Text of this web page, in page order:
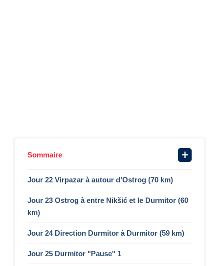
Sommaire
Jour 22 Virpazar à autour d’Ostrog (70 km)
Jour 23 Ostrog à entre Nikšić et le Durmitor (60
km)
Jour 24 Direction Durmitor à Durmitor (59 km)
Jour 25 Durmitor "Pause" 1​